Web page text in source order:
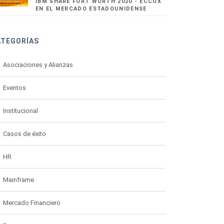
EN EL MERCADO ESTADOUNIDENSE
Asociaciones y Alianzas
Eventos
Institucional
Casos de éxito
HR
Mainframe
Mercado Financiero